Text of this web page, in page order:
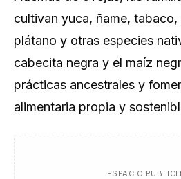
cultivan yuca, ñame,
plátano y otras especies
cabecita negra y el maíz
prácticas ancestrales y
alimentaria propia y
ESPACIO